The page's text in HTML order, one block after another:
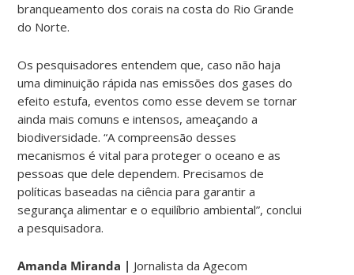
branqueamento dos corais na costa do Rio Grande
do Norte.
Os pesquisadores entendem que, caso não haja
uma diminuição rápida nas emissões dos gases do
efeito estufa, eventos como esse devem se tornar
ainda mais comuns e intensos, ameaçando a
biodiversidade. “A compreensão desses
mecanismos é vital para proteger o oceano e as
pessoas que dele dependem. Precisamos de
políticas baseadas na ciência para garantir a
segurança alimentar e o equilíbrio ambiental”, conclui
a pesquisadora.
Amanda Miranda | Jornalista da Agecom